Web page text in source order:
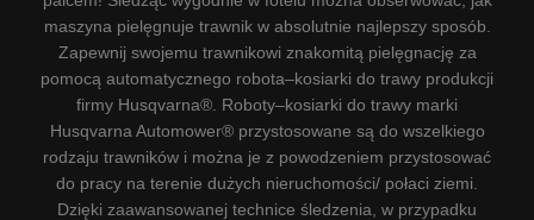
maszyna pielęgnuje trawnik w absolutnie najlepszy sposób.
Zapewnij swojemu trawnikowi znakomitą pielęgnację za
pomocą automatycznego robota–kosiarki do trawy produkcji
firmy Husqvarna®. Roboty–kosiarki do trawy marki
Husqvarna Automower® przystosowane są do wszelkiego
rodzaju trawników i można je z powodzeniem przystosować
do pracy na terenie dużych nieruchomości/ połaci ziemi.
Dzięki zaawansowanej technice śledzenia, w przypadku